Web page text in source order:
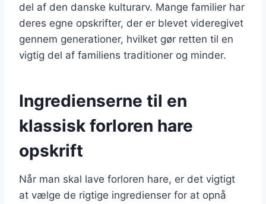
del af den danske kulturarv. Mange familier har
deres egne opskrifter, der er blevet videregivet
gennem generationer, hvilket gør retten til en
vigtig del af familiens traditioner og minder.
Ingredienserne til en
klassisk forloren hare
opskrift
Når man skal lave forloren hare, er det vigtigt
at vælge de rigtige ingredienser for at opnå